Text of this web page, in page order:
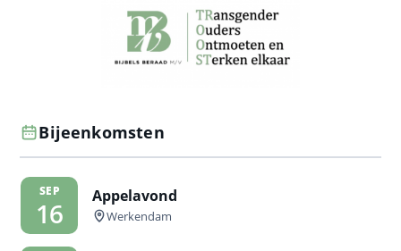
Bijeenkomsten
SEP
16
Appelavond
Werkendam